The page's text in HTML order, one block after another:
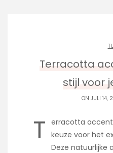
Terracotta
stijl voor
ON JULI 14,
T erracotta
keuze voor het
Deze natuurlijke